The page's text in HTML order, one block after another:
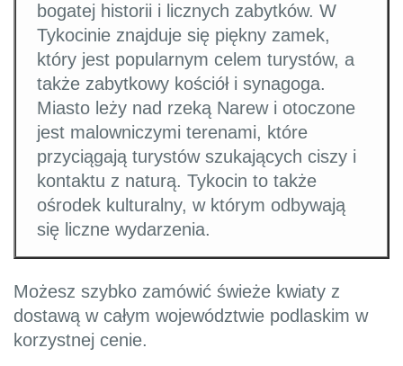
bogatej historii i licznych zabytków. W
Tykocinie znajduje się piękny zamek,
który jest popularnym celem turystów, a
także zabytkowy kościół i synagoga.
Miasto leży nad rzeką Narew i otoczone
jest malowniczymi terenami, które
przyciągają turystów szukających ciszy i
kontaktu z naturą. Tykocin to także
ośrodek kulturalny, w którym odbywają
się liczne wydarzenia.
Możesz szybko zamówić świeże kwiaty z
dostawą w całym województwie podlaskim w
korzystnej cenie.